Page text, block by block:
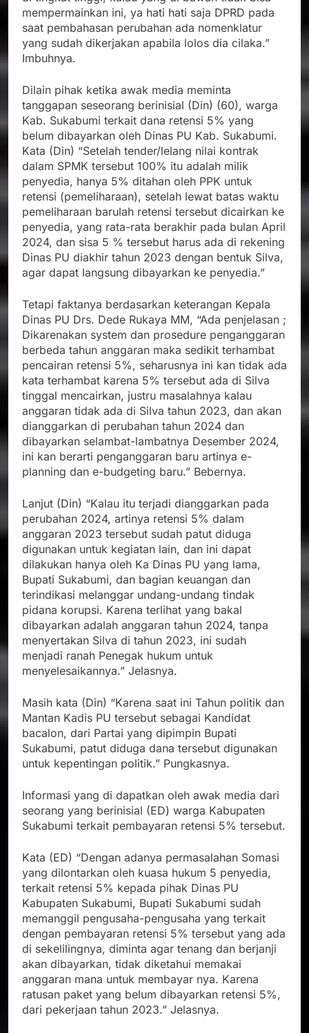
mempermainkan ini, ya hati hati saja DPRD pada
saat pembahasan perubahan ada nomenklatur
yang sudah dikerjakan apabila lolos dia cilaka.”
Imbuhnya.
Dilain pihak ketika awak media meminta
tanggapan seseorang berinisial (Din) (60), warga
Kab. Sukabumi terkait dana retensi 5% yang
belum dibayarkan oleh Dinas PU Kab. Sukabumi.
Kata (Din) “Setelah tender/lelang nilai kontrak
dalam SPMK tersebut 100% itu adalah milik
penyedia, hanya 5% ditahan oleh PPK untuk
retensi (pemeliharaan), setelah lewat batas waktu
pemeliharaan barulah retensi tersebut dicairkan ke
penyedia, yang rata-rata berakhir pada bulan April
2024, dan sisa 5 % tersebut harus ada di rekening
Dinas PU diakhir tahun 2023 dengan bentuk Silva,
agar dapat langsung dibayarkan ke penyedia.”
Tetapi faktanya berdasarkan keterangan Kepala
Dinas PU Drs. Dede Rukaya MM, “Ada penjelasan ;
Dikarenakan system dan prosedure penganggaran
berbeda tahun anggaran maka sedikit terhambat
pencairan retensi 5%, seharusnya ini kan tidak ada
kata terhambat karena 5% tersebut ada di Silva
tinggal mencairkan, justru masalahnya kalau
anggaran tidak ada di Silva tahun 2023, dan akan
dianggarkan di perubahan tahun 2024 dan
dibayarkan selambat-lambatnya Desember 2024,
ini kan berarti penganggaran baru artinya e-
planning dan e-budgeting baru.” Bebernya.
Lanjut (Din) “Kalau itu terjadi dianggarkan pada
perubahan 2024, artinya retensi 5% dalam
anggaran 2023 tersebut sudah patut diduga
digunakan untuk kegiatan lain, dan ini dapat
dilakukan hanya oleh Ka Dinas PU yang lama,
Bupati Sukabumi, dan bagian keuangan dan
terindikasi melanggar undang-undang tindak
pidana korupsi. Karena terlihat yang bakal
dibayarkan adalah anggaran tahun 2024, tanpa
menyertakan Silva di tahun 2023, ini sudah
menjadi ranah Penegak hukum untuk
menyelesaikannya.” Jelasnya.
Masih kata (Din) “Karena saat ini Tahun politik dan
Mantan Kadis PU tersebut sebagai Kandidat
bacalon, dari Partai yang dipimpin Bupati
Sukabumi, patut diduga dana tersebut digunakan
untuk kepentingan politik.” Pungkasnya.
Informasi yang di dapatkan oleh awak media dari
seorang yang berinisial (ED) warga Kabupaten
Sukabumi terkait pembayaran retensi 5% tersebut.
Kata (ED) “Dengan adanya permasalahan Somasi
yang dilontarkan oleh kuasa hukum 5 penyedia,
terkait retensi 5% kepada pihak Dinas PU
Kabupaten Sukabumi, Bupati Sukabumi sudah
memanggil pengusaha-pengusaha yang terkait
dengan pembayaran retensi 5% tersebut yang ada
di sekelilingnya, diminta agar tenang dan berjanji
akan dibayarkan, tidak diketahui memakai
anggaran mana untuk membayar nya. Karena
ratusan paket yang belum dibayarkan retensi 5%,
dari pekerjaan tahun 2023.” Jelasnya.